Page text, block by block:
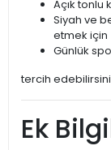
Açık tonlu
Siyah ve
etmek için
Günlük
tercih
Ek